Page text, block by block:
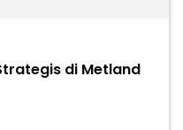
di Metland